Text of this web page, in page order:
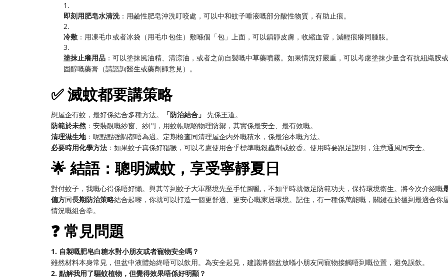
1.
即刻用肥皂水清洗：用鹼性肥皂沖洗叮咬處，可以中和蚊子唾液嘅部分酸性物質，有助止痕。
2.
冷敷 ：用凍毛巾或者冰袋（用毛巾包住）敷喺個「包」上面，可以鎮靜皮膚，收縮血管，減輕痕癢同腫脹。
3.
塗抹止癢用品 ：可以塗抹風油精、清涼油，或者之前自製嘅中草藥噴霧。如果情況好嚴重，可以考慮塗抹少量含有抗組織胺
固醇嘅藥膏（請諮詢醫生或藥劑師意見）。
✅ 滅蚊都要講策略
想屋企冇蚊，最好係結合多種方法。 「防治結合」 ​ 先係王道。
防範於未然 ：安裝靚嘅紗窗、紗門，用蚊帳呢啲物理防禦，其實係最安全、最有效嘅。
清理滋生地：呢點點強調都唔為過。定期檢查同清理屋企内外嘅積水，係最治本嘅方法。
必要時用化學方法 ：如果蚊子真係好猖獗，可以考慮使用合乎標準嘅殺蟲劑或蚊香。使用時要跟足說明，注意通風同安全。
🌟 結語：聰明滅蚊，享受寧靜夏日
對付蚊子，我嘅心得係唔好懶。與其等到蚊子大軍壓境先至手忙腳亂，不如平時就做足防範功夫，保持環境衛生。將今次介紹嘅
偏方同長期防治策略結合起嚟，你就可以打造一個更舒適、更安心嘅家居環境。記住，冇一種係萬能嘅，關鍵在於搵到最適合你
情況嘅組合拳。
❓ 常見問題
1. 自製嘅肥皂白糖水對小朋友或者寵物安全嗎？
雖然材料本身常見，但盆中液體始終唔可以飲用。為安全起見，建議將個盆放喺小朋友同寵物接觸唔到嘅位置，避免誤飲。
2. 點解我用了驅蚊植物，但覺得效果唔係好明顯？